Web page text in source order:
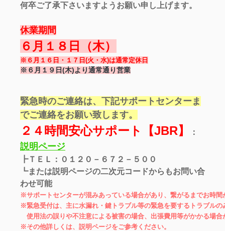
何卒ご了承下さいますようお願い申し上げます。
休業期間
６月１８日（木）
※６月１６日・１７日(火・水)は通常定休日
※６月１９日(木)より通常通り営業
緊急時のご連絡は、下記サポートセンターま
でご連絡をお願い致します。
２４時間安心サポート【JBR】 ：
説明ページ
┣ＴＥＬ：０１２０－６７２－５００
┗または説明ページの二次元コードからもお問い合
わせ可能
※サポートセンターが混みあっている場合があり、繋がるまでお時
※緊急受付は、主に水漏れ・鍵トラブル等の緊急を要するトラブル
使用法の誤りや不注意による被害の場合、出張費用等がかかる場合
※その他詳しくは、説明ページをご参考ください。